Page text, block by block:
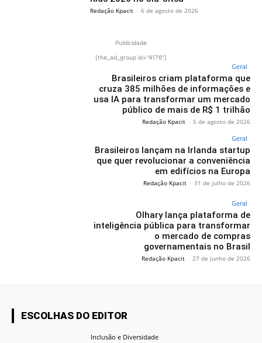
Redação Kpacit - 6 de agosto de 2026
Publicidade
[the_ad_group id="4176"]
Geral
Brasileiros criam plataforma que
cruza 385 milhões de informações e
usa IA para transformar um mercado
público de mais de R$ 1 trilhão
Redação Kpacit - 5 de agosto de 2026
Geral
Brasileiros lançam na Irlanda startup
que quer revolucionar a conveniência
em edifícios na Europa
Redação Kpacit - 31 de julho de 2026
Geral
Olhary lança plataforma de
inteligência pública para transformar
o mercado de compras
governamentais no Brasil
Redação Kpacit - 27 de junho de 2026
ESCOLHAS DO EDITOR
Inclusão e Diversidade